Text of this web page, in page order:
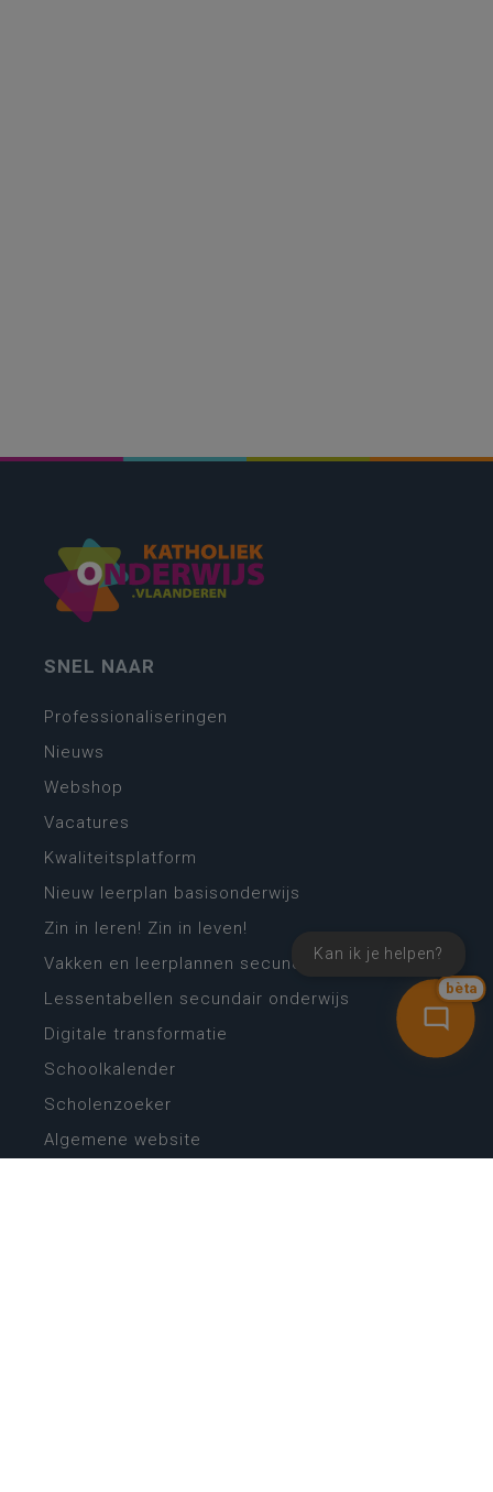
bèta
Kan ik je helpen?
SNEL NAAR
Professionaliseringen
Nieuws
Webshop
Vacatures
Kwaliteitsplatform
Nieuw leerplan basisonderwijs
Zin in leren! Zin in leven!
Vakken en leerplannen secundair onderwijs
Lessentabellen secundair onderwijs
Digitale transformatie
Schoolkalender
Scholenzoeker
Algemene website